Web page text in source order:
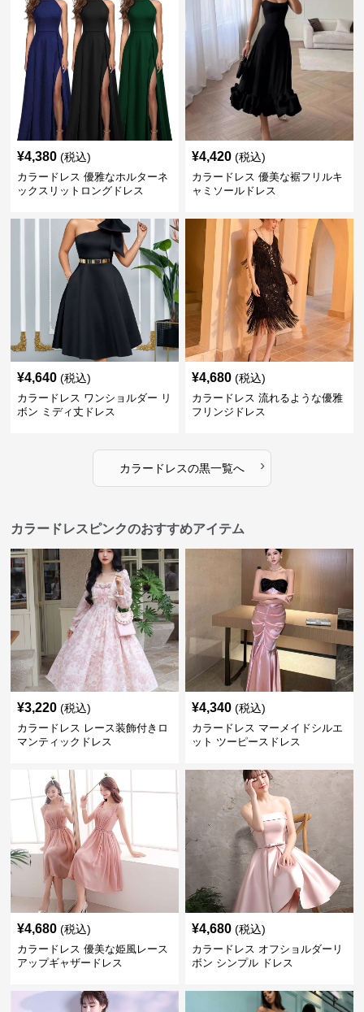
¥4,380 (税込)
カラードレス 優雅なホルターネ
ックスリットロングドレス
¥4,420 (税込)
カラードレス 優美な裾フリルキ
ャミソールドレス
¥4,640 (税込)
カラードレス ワンショルダー リ
ボン ミディ丈ドレス
¥4,680 (税込)
カラードレス 流れるような優雅
フリンジドレス
カラードレスの黒一覧へ ›
カラードレスピンクのおすすめアイテム
¥3,220 (税込)
カラードレス レース装飾付きロ
マンティックドレス
¥4,340 (税込)
カラードレス マーメイドシルエ
ット ツーピースドレス
¥4,680 (税込)
カラードレス 優美な姫風レース
アップギャザードレス
¥4,680 (税込)
カラードレス オフショルダーリ
ボン シンプル ドレス